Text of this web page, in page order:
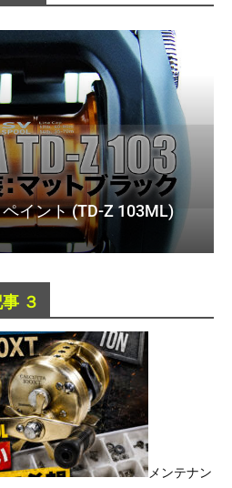
イント (TD-Z 103ML)
３
メンテナン